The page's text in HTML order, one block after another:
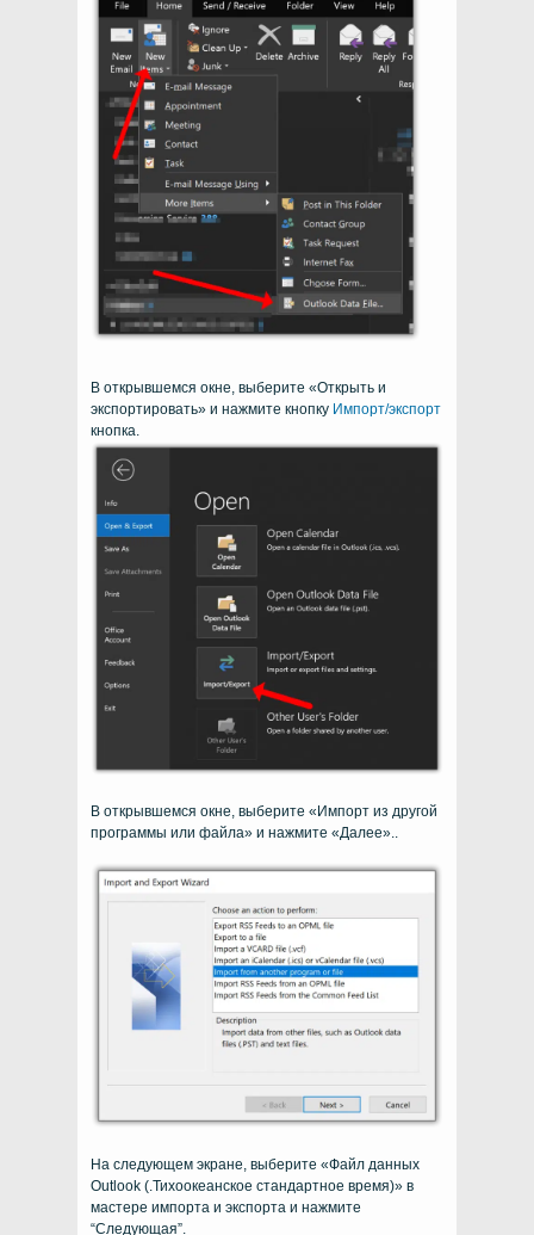
В открывшемся окне, выберите «Открыть и
экспортировать» и нажмите кнопку Импорт/экспорт
кнопка.
В открывшемся окне, выберите «Импорт из другой
программы или файла» и нажмите «Далее»..
На следующем экране, выберите «Файл данных
Outlook (.Тихоокеанское стандартное время)» в
мастере импорта и экспорта и нажмите
“Следующая”.